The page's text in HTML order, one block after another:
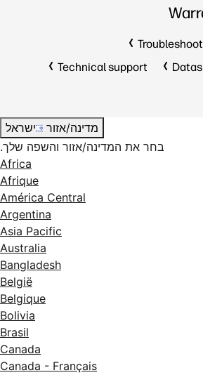
Technical support
מדינה/אזור
ישראל
בחר את המדינה/אזור והשפה שלך.
Africa
Afrique
América Central
Argentina
Asia Pacific
Australia
Bangladesh
België
Belgique
Bolivia
Brasil
Canada
Canada - Français